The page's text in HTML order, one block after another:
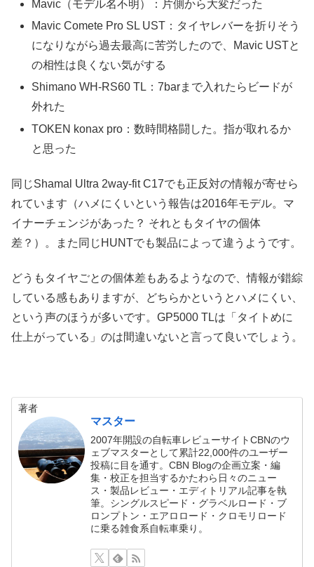
Mavic（モデル名不明）：片側から大変だった
Mavic Comete Pro SL UST：タイヤレバーを折りそう
になりながら過去最高に苦労したので、Mavic USTと
の相性は良くない気がする
Shimano WH-RS60 TL：7barまで入れたらビードが
外れた
TOKEN konax pro：数時間格闘した。指が取れるか
と思った
同じShamal Ultra 2way-fit C17でも正反対の情報が寄せら
れています（ハメにくいという報告は2016年モデル。マ
イナーチェンジがあった？ それともタイヤの個体
差？）。また同じHUNTでも製品によって違うようです。
どうもタイヤごとの個体差もあるようなので、情報が錯綜
している感もありますが、どちらかというとハメにくい、
という声のほうが多いです。GP5000 TLは「タイトめに
仕上がっている」のは間違いないと言って良いでしょう。
著者
マスター
2007年開設の自転車レビューサイトCBNのウ
ェブマスターとして累計22,000件のユーザー
投稿に目を通す。CBN Blogの企画立案・編
集・校正を担当するかたわら日々のニュー
ス・製品レビュー・エディトリアル記事を執
筆。シングルスピード・グラベルロード・ブ
ロンプトン・エアロロード・クロモリロード
に乗る雑食系自転車乗り。